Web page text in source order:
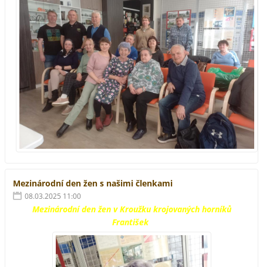
Mezinárodní den žen s našimi členkami
08.03.2025 11:00
Mezinárodní den žen v Kroužku krojovaných horníků
František